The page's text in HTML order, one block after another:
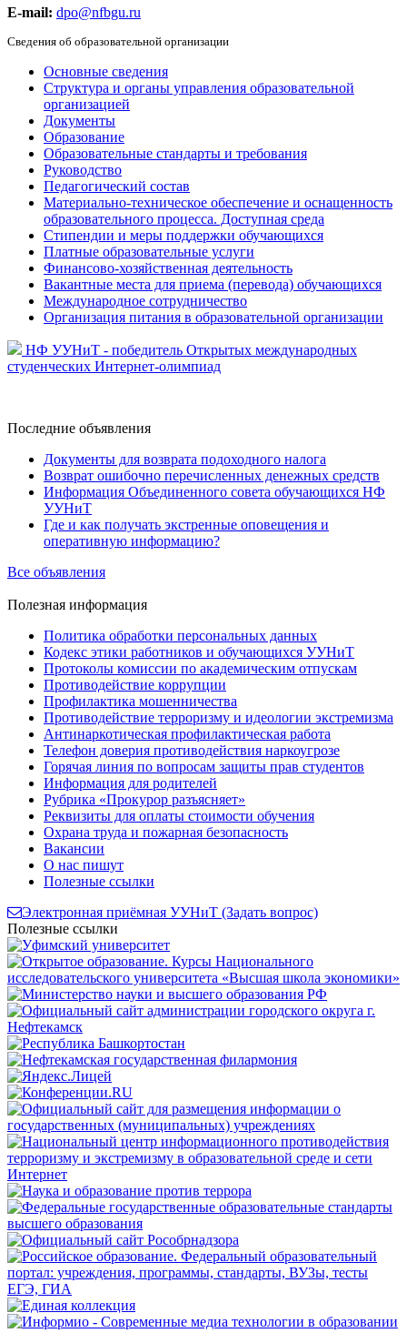
Е-mail: dpo@nfbgu.ru
Сведения об образовательной организации
Основные сведения
Структура и органы управления образовательной
организацией
Документы
Образование
Образовательные стандарты и требования
Руководство
Педагогический состав
Материально-техническое обеспечение и оснащенность
образовательного процесса. Доступная среда
Стипендии и меры поддержки обучающихся
Платные образовательные услуги
Финансово-хозяйственная деятельность
Вакантные места для приема (перевода) обучающихся
Международное сотрудничество
Организация питания в образовательной организации
НФ УУНиТ - победитель Открытых международных
студенческих Интернет-олимпиад
Последние объявления
Документы для возврата подоходного налога
Возврат ошибочно перечисленных денежных средств
Информация Объединенного совета обучающихся НФ
УУНиТ
Где и как получать экстренные оповещения и
оперативную информацию?
Все объявления
Полезная информация
Политика обработки персональных данных
Кодекс этики работников и обучающихся УУНиТ
Протоколы комиссии по академическим отпускам
Противодействие коррупции
Профилактика мошенничества
Противодействие терроризму и идеологии экстремизма
Антинаркотическая профилактическая работа
Телефон доверия противодействия наркоугрозе
Горячая линия по вопросам защиты прав студентов
Информация для родителей
Рубрика «Прокурор разъясняет»
Реквизиты для оплаты стоимости обучения
Охрана труда и пожарная безопасность
Вакансии
О нас пишут
Полезные ссылки
Электронная приёмная УУНиТ (Задать вопрос)
Полезные ссылки